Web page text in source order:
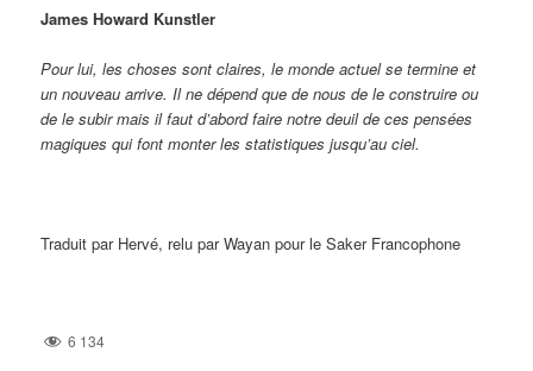
James Howard Kunstler
Pour lui, les choses sont claires, le monde actuel se termine et
un nouveau arrive. Il ne dépend que de nous de le construire ou
de le subir mais il faut d’abord faire notre deuil de ces pensées
magiques qui font monter les statistiques jusqu’au ciel.
Traduit par Hervé, relu par Wayan pour le Saker Francophone
6 134